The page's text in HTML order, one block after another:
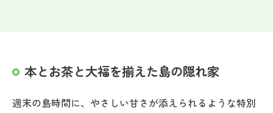
本とお茶と大福を揃えた島の隠れ家
週末の島時間に、やさしい甘さが添えられるような特別